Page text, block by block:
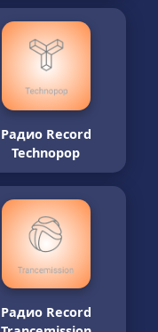
Радио Record
Technopop
Радио Record